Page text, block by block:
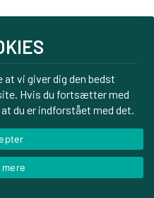
vi giver dig den bedst
Hvis du fortsætter med
du er indforstået med det.